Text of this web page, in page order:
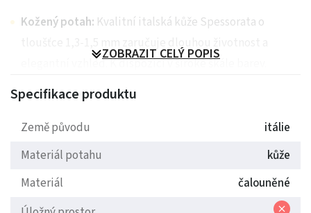
Kožený potah: Kvalitní italská kůže Spessorata o
tloušťce 1,3-1,5 mm zaručuje dlouhou životnost a
elegantní vzhled. K dispozici v široké škále barev.
Robustní konstrukce:
maximální pohodlí a bezpečnost.
Velkorysé rozměry:
Hloubka sedu je 55 cm, šířka sedu 61 cm a výška sedáku
ZOBRAZIT CELÝ POPIS
Specifikace produktu
Země původu
itálie
Materiál potahu
kůže
Materiál
čalouněné